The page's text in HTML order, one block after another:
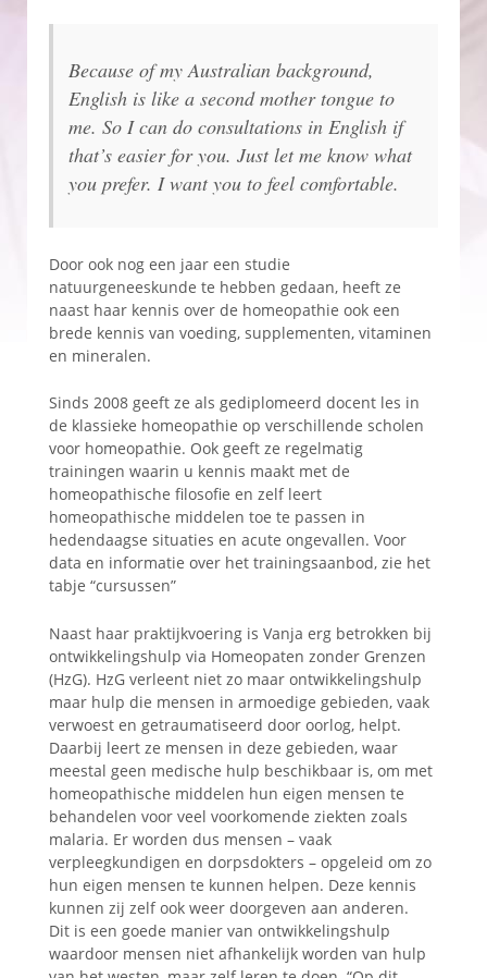
Because of my Australian background,
English is like a second mother tongue to
me. So I can do consultations in English if
that’s easier for you. Just let me know what
you prefer. I want you to feel comfortable.
Door ook nog een jaar een studie
natuurgeneeskunde te hebben gedaan, heeft ze
naast haar kennis over de homeopathie ook een
brede kennis van voeding, supplementen, vitaminen
en mineralen.
Sinds 2008 geeft ze als gediplomeerd docent les in
de klassieke homeopathie op verschillende scholen
voor homeopathie. Ook geeft ze regelmatig
trainingen waarin u kennis maakt met de
homeopathische filosofie en zelf leert
homeopathische middelen toe te passen in
hedendaagse situaties en acute ongevallen. Voor
data en informatie over het trainingsaanbod, zie het
tabje “cursussen”
Naast haar praktijkvoering is Vanja erg betrokken bij
ontwikkelingshulp via Homeopaten zonder Grenzen
(HzG). HzG verleent niet zo maar ontwikkelingshulp
maar hulp die mensen in armoedige gebieden, vaak
verwoest en getraumatiseerd door oorlog, helpt.
Daarbij leert ze mensen in deze gebieden, waar
meestal geen medische hulp beschikbaar is, om met
homeopathische middelen hun eigen mensen te
behandelen voor veel voorkomende ziekten zoals
malaria. Er worden dus mensen – vaak
verpleegkundigen en dorpsdokters – opgeleid om zo
hun eigen mensen te kunnen helpen. Deze kennis
kunnen zij zelf ook weer doorgeven aan anderen.
Dit is een goede manier van ontwikkelingshulp
waardoor mensen niet afhankelijk worden van hulp